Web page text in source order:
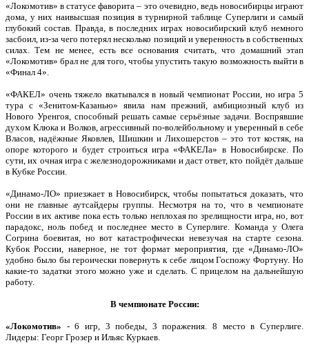
«Локомотив» в статусе фаворита – это очевидно, ведь новосибирцы играют
дома, у них наивысшая позиция в турнирной таблице Суперлиги и самый
глубокий состав. Правда, в последних играх новосибирский клуб немного
засбоил, из-за чего потерял несколько позиций и уверенность в собственных
силах. Тем не менее, есть все основания считать, что домашний этап
«Локомотив» брал не для того, чтобы упустить такую возможность выйти в
«Финал 4».
«ФАКЕЛ» очень тяжело вкатывался в новый чемпионат России, но игра 5
тура с «Зенитом-Казанью» явила нам прежний, амбициозный клуб из
Нового Уренгоя, способный решать самые серьёзные задачи. Воспрявшие
духом Клюка и Волков, агрессивный по-волейбольному и уверенный в себе
Власов, надёжные Яковлев, Шишкин и Лихошерстов – это тот костяк, на
опоре которого и будет строиться игра «ФАКЕЛа» в Новосибирске. По
сути, их очная игра с железнодорожниками и даст ответ, кто пойдёт дальше
в Кубке России.
«Динамо-ЛО» приезжает в Новосибирск, чтобы попытаться доказать, что
они не главные аутсайдеры группы. Несмотря на то, что в чемпионате
России в их активе пока есть только неплохая по зрелищности игра, но, вот
парадокс, ноль побед и последнее место в Суперлиге. Команда у Олега
Согрина боевитая, но вот катастрофически невезучая на старте сезона.
Кубок России, наверное, не тот формат мероприятия, где «Динамо-ЛО»
удобно было бы героически повернуть к себе лицом Госпожу Фортуну. Но
какие-то задатки этого можно уже и сделать. С прицелом на дальнейшую
работу.
В чемпионате России:
«Локомотив» - 6 игр, 3 победы, 3 поражения. 8 место в Суперлиге.
Лидеры: Георг Грозер и Ильяс Куркаев.